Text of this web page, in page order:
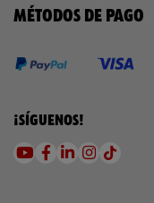
MÉTODOS DE PAGO
¡SÍGUENOS!